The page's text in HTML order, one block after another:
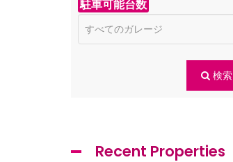
駐車可能台数
検索
Recent Properties